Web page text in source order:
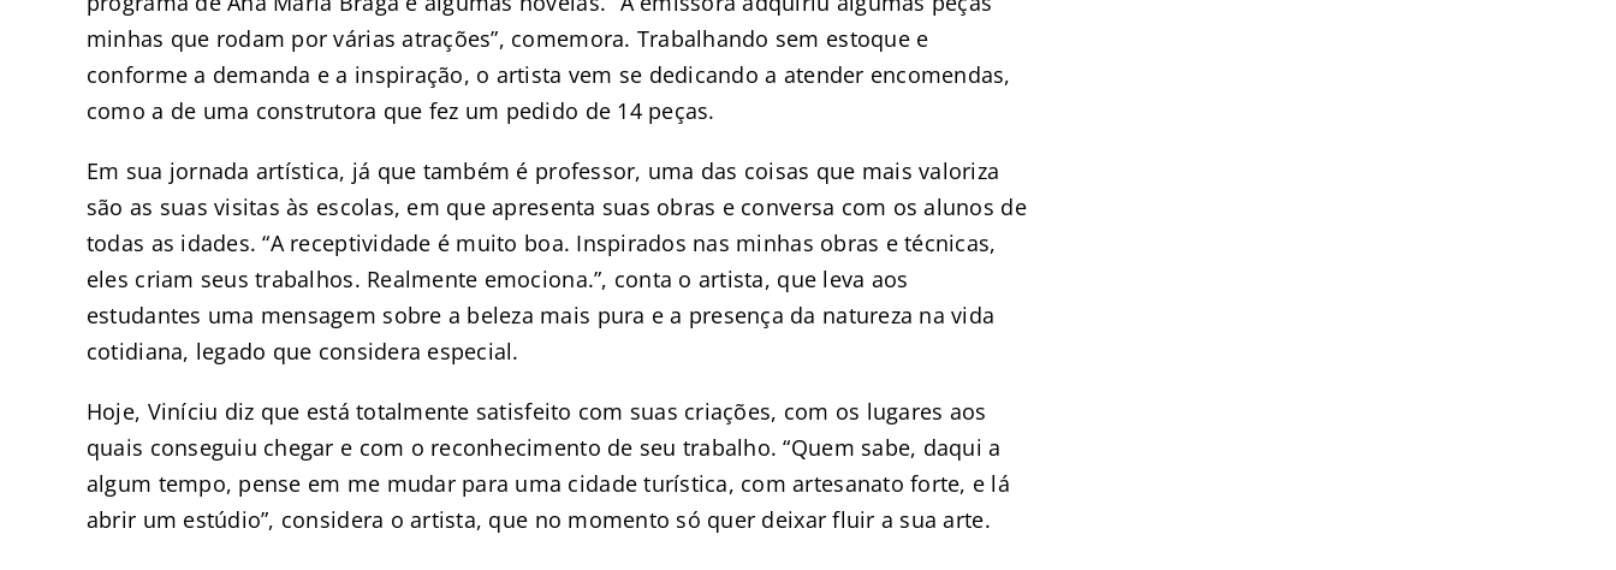
minhas que rodam por várias atrações”, comemora. Trabalhando sem estoque e
conforme a demanda e a inspiração, o artista vem se dedicando a atender encomendas,
como a de uma construtora que fez um pedido de 14 peças.
Em sua jornada artística, já que também é professor, uma das coisas que mais valoriza
são as suas visitas às escolas, em que apresenta suas obras e conversa com os alunos de
todas as idades. “A receptividade é muito boa. Inspirados nas minhas obras e técnicas,
eles criam seus trabalhos. Realmente emociona.”, conta o artista, que leva aos
estudantes uma mensagem sobre a beleza mais pura e a presença da natureza na vida
cotidiana, legado que considera especial.
Hoje, Viníciu diz que está totalmente satisfeito com suas criações, com os lugares aos
quais conseguiu chegar e com o reconhecimento de seu trabalho. “Quem sabe, daqui a
algum tempo, pense em me mudar para uma cidade turística, com artesanato forte, e lá
abrir um estúdio”, considera o artista, que no momento só quer deixar fluir a sua arte.